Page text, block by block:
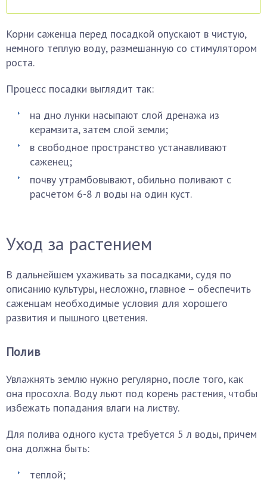
Корни саженца перед посадкой опускают в чистую,
немного теплую воду, размешанную со стимулятором
роста.
Процесс посадки выглядит так:
на дно лунки насыпают слой дренажа из
керамзита, затем слой земли;
в свободное пространство устанавливают
саженец;
почву утрамбовывают, обильно поливают с
расчетом 6-8 л воды на один куст.
Уход за растением
В дальнейшем ухаживать за посадками, судя по
описанию культуры, несложно, главное – обеспечить
саженцам необходимые условия для хорошего
развития и пышного цветения.
Полив
Увлажнять землю нужно регулярно, после того, как
она просохла. Воду льют под корень растения, чтобы
избежать попадания влаги на листву.
Для полива одного куста требуется 5 л воды, причем
она должна быть:
теплой;